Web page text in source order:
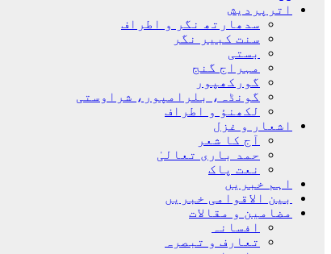
اترپردیش
سدھارتھ نگر و اطراف
سنت کبیر نگر
بستی
مہراج گنج
گورکھپور
گونڈہ، بلرامپور، شراوستی
لکھنؤ و اطراف
اشعار و غزل
آج کا شعر
حمد باری تعالیٰ
نعت پاک
اہم خبریں
بین الاقوامی خبریں
مضامین و مقالات
افسانہ
تعارف و تبصرہ